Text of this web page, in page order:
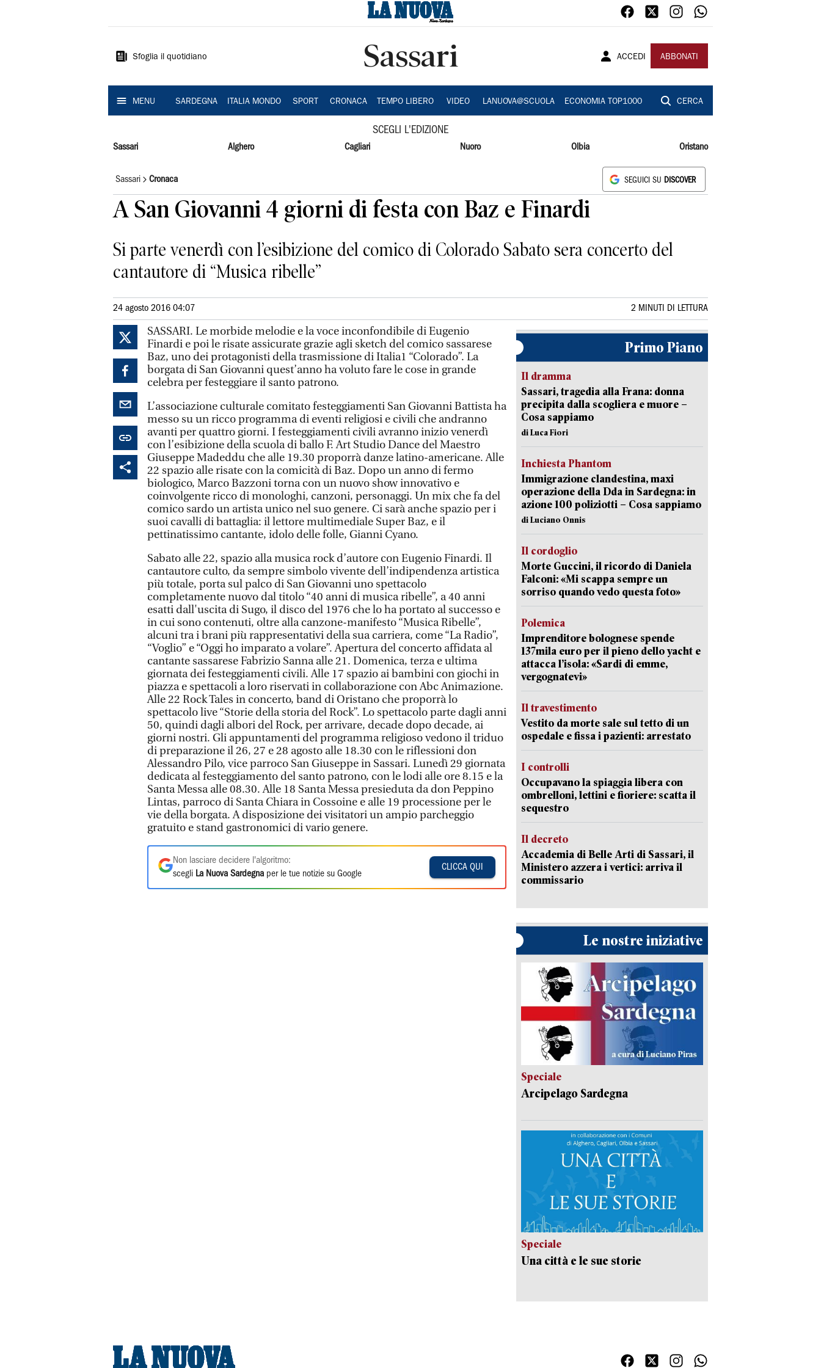
Sardegna
Sfoglia il quotidiano Sassari ACCEDI ABBONATI
MENU SARDEGNA ITALIA MONDO SPORT CRONACA TEMPO LIBERO VIDEO LANUOVA@SCUOLA ECONOMIA TOP1000 CERCA
SCEGLI L'EDIZIONE
Sassari Alghero Cagliari Nuoro Olbia Oristano
Sassari Cronaca SEGUICI SU DISCOVER
A San Giovanni 4 giorni di festa con Baz e Finardi
Si parte venerdì con l’esibizione del comico di Colorado Sabato sera concerto del
cantautore di “Musica ribelle”
24 agosto 2016 04:07 2 MINUTI DI LETTURA
SASSARI. Le morbide melodie e la voce inconfondibile di Eugenio
Finardi e poi le risate assicurate grazie agli sketch del comico sassarese
Baz, uno dei protagonisti della trasmissione di Italia1 “Colorado”. La
borgata di San Giovanni quest’anno ha voluto fare le cose in grande
celebra per festeggiare il santo patrono.
L’associazione culturale comitato festeggiamenti San Giovanni Battista ha
messo su un ricco programma di eventi religiosi e civili che andranno
avanti per quattro giorni. I festeggiamenti civili avranno inizio venerdì
con l’esibizione della scuola di ballo F. Art Studio Dance del Maestro
Giuseppe Madeddu che alle 19.30 proporrà danze latino-americane. Alle
22 spazio alle risate con la comicità di Baz. Dopo un anno di fermo
biologico, Marco Bazzoni torna con un nuovo show innovativo e
coinvolgente ricco di monologhi, canzoni, personaggi. Un mix che fa del
comico sardo un artista unico nel suo genere. Ci sarà anche spazio per i
suoi cavalli di battaglia: il lettore multimediale Super Baz, e il
pettinatissimo cantante, idolo delle folle, Gianni Cyano.
Sabato alle 22, spazio alla musica rock d’autore con Eugenio Finardi. Il
cantautore culto, da sempre simbolo vivente dell’indipendenza artistica
più totale, porta sul palco di San Giovanni uno spettacolo
completamente nuovo dal titolo “40 anni di musica ribelle”, a 40 anni
esatti dall'uscita di Sugo, il disco del 1976 che lo ha portato al successo e
in cui sono contenuti, oltre alla canzone-manifesto “Musica Ribelle”,
alcuni tra i brani più rappresentativi della sua carriera, come “La Radio”,
“Voglio” e “Oggi ho imparato a volare”. Apertura del concerto affidata al
cantante sassarese Fabrizio Sanna alle 21. Domenica, terza e ultima
giornata dei festeggiamenti civili. Alle 17 spazio ai bambini con giochi in
piazza e spettacoli a loro riservati in collaborazione con Abc Animazione.
Alle 22 Rock Tales in concerto, band di Oristano che proporrà lo
spettacolo live “Storie della storia del Rock”. Lo spettacolo parte dagli anni
50, quindi dagli albori del Rock, per arrivare, decade dopo decade, ai
giorni nostri. Gli appuntamenti del programma religioso vedono il triduo
di preparazione il 26, 27 e 28 agosto alle 18.30 con le riflessioni don
Alessandro Pilo, vice parroco San Giuseppe in Sassari. Lunedì 29 giornata
dedicata al festeggiamento del santo patrono, con le lodi alle ore 8.15 e la
Santa Messa alle 08.30. Alle 18 Santa Messa presieduta da don Peppino
Lintas, parroco di Santa Chiara in Cossoine e alle 19 processione per le
vie della borgata. A disposizione dei visitatori un ampio parcheggio
gratuito e stand gastronomici di vario genere.
Non lasciare decidere l'algoritmo:
scegli La Nuova Sardegna per le tue notizie su Google
CLICCA QUI
Primo Piano
Il dramma
Sassari, tragedia alla Frana: donna
precipita dalla scogliera e muore –
Cosa sappiamo
di Luca Fiori
Inchiesta Phantom
Immigrazione clandestina, maxi
operazione della Dda in Sardegna: in
azione 100 poliziotti – Cosa sappiamo
di Luciano Onnis
Il cordoglio
Morte Guccini, il ricordo di Daniela
Falconi: «Mi scappa sempre un
sorriso quando vedo questa foto»
Polemica
Imprenditore bolognese spende
137mila euro per il pieno dello yacht e
attacca l’isola: «Sardi di emme,
vergognatevi»
Il travestimento
Vestito da morte sale sul tetto di un
ospedale e fissa i pazienti: arrestato
I controlli
Occupavano la spiaggia libera con
ombrelloni, lettini e fioriere: scatta il
sequestro
Il decreto
Accademia di Belle Arti di Sassari, il
Ministero azzera i vertici: arriva il
commissario
Le nostre iniziative
Speciale
Arcipelago Sardegna
Speciale
Una città e le sue storie